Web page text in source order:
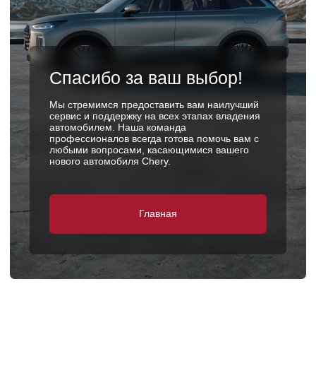
Мы стремимся предоставить вам наилучший
сервис и поддержку на всех этапах владения
автомобилем. Наша команда
профессионалов всегда готова помочь вам с
любыми вопросами, касающимися вашего
нового автомобиля Chery.
Главная